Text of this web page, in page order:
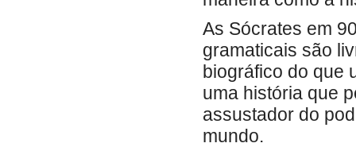
As Sócrates em
gramaticais são
biográfico do que
uma história que
assustador do
mundo.